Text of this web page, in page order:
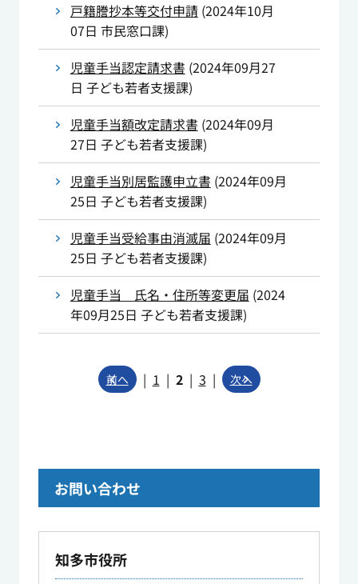
戸籍謄抄本等交付申請(2024年10月
07日 市民窓口課)
児童手当認定請求書 (2024年09月27
日 子ども若者支援課)
児童手当額改定請求書 (2024年09月
27日 子ども若者支援課)
児童手当別居監護申立書 (2024年09月
25日 子ども若者支援課)
児童手当受給事由消滅届 (2024年09月
25日 子ども若者支援課)
児童手当 氏名・住所等変更届 (2024
年09月25日 子ども若者支援課)
前へ | 1 | 2 | 3 | 次へ
お問い合わせ
知多市役所